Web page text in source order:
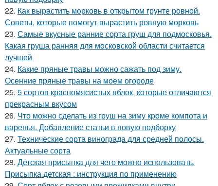
22. Как вырастить морковь в открытом грунте ровной.
Советы, которые помогут вырастить ровную морковь
23. Самые вкусные ранние сорта груш для подмосковья.
Какая груша ранняя для московской области считается
лучшей
24. Какие пряные травы можно сажать под зиму.
Осенние пряные травы на моем огороде
25. 5 сортов красномясистых яблок, которые отличаются
прекрасным вкусом
26. Что можно сделать из груш на зиму кроме компота и
варенья. Добавление статьи в новую подборку
27. Технические сорта винограда для средней полосы.
Актуальные сорта
28. Детская присыпка для чего можно использовать.
Присыпка детская : инструкция по применению